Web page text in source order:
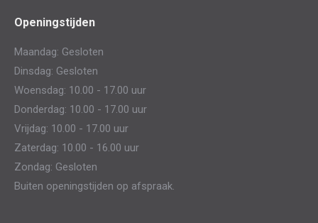
opens
window
opens
window
Openingstijden
Maandag: Gesloten
Dinsdag: Gesloten
Woensdag: 10.00 - 17.00 uur
Donderdag: 10.00 - 17.00 uur
Vrijdag: 10.00 - 17.00 uur
Zaterdag: 10.00 - 16.00 uur
Zondag: Gesloten
Buiten openingstijden op afspraak.